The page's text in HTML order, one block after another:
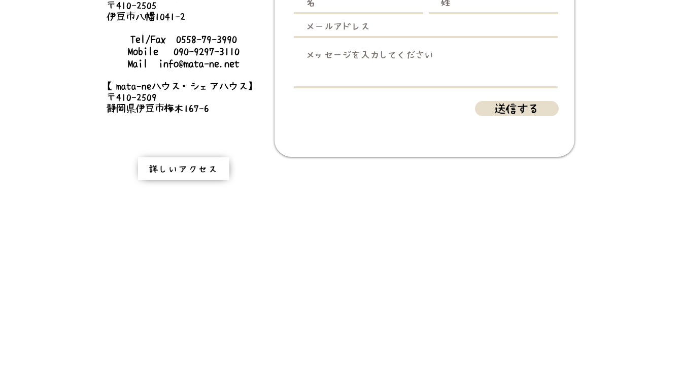
〒410-2505
伊豆市八幡1041-2
Tel/Fax 0558-79-3990
Mobile 090-9297-3110
Mail
info@mata-ne.net
【mata-neハウス・シェアハウス】
〒410-2509
静岡県伊豆市梅木167-6
送信する
詳しいアクセス